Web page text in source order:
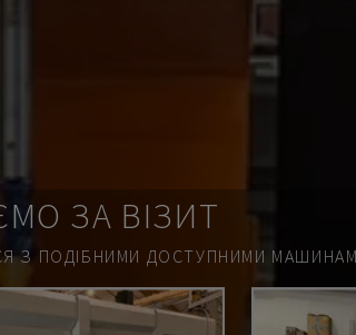
ЗА ВІЗИТ
З ПОДІБНИМИ ДОСТУПНИМИ